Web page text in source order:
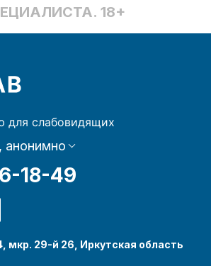
18+
для слабовидящих
анонимно
18-49
мкр. 29-й 26, Иркутская область